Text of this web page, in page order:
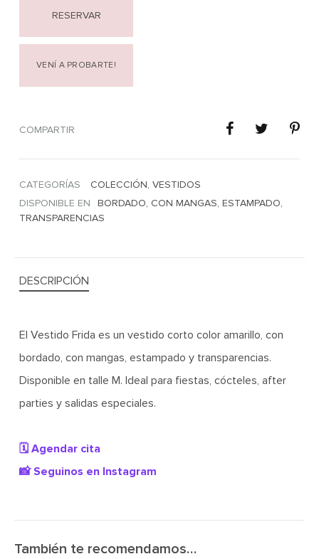
RESERVAR
VENÍ A PROBARTE!
COMPARTIR
CATEGORÍAS COLECCIÓN, VESTIDOS
DISPONIBLE EN
BORDADO, CON MANGAS, ESTAMPADO,
TRANSPARENCIAS
DESCRIPCIÓN
El Vestido Frida es un vestido corto color amarillo, con
bordado, con mangas, estampado y transparencias.
Disponible en talle M. Ideal para fiestas, cócteles, after
parties y salidas especiales.
🗓️ Agendar cita
📸 Seguinos en Instagram
También te recomendamos…